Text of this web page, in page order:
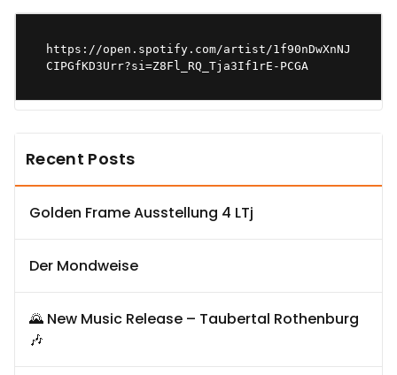
https://open.spotify.com/artist/1f90nDwXnNJ
CIPGfKD3Urr?si=Z8Fl_RQ_Tja3If1rE-PCGA
Recent Posts
Golden Frame Ausstellung 4 LTj
Der Mondweise
🌄 New Music Release – Taubertal Rothenburg
🎶